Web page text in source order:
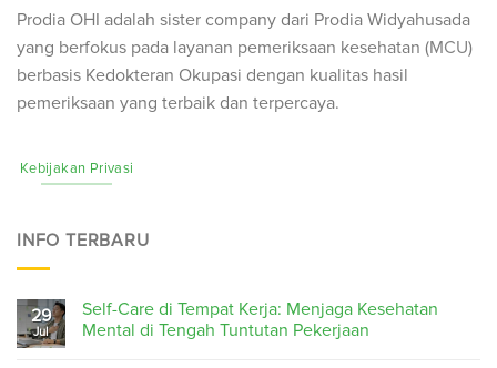
Prodia OHI adalah sister company dari Prodia Widyahusada
yang berfokus pada layanan pemeriksaan kesehatan (MCU)
berbasis Kedokteran Okupasi dengan kualitas hasil
pemeriksaan yang terbaik dan terpercaya.
Kebijakan Privasi
INFO TERBARU
29
Jul
Self-Care di Tempat Kerja: Menjaga Kesehatan
Mental di Tengah Tuntutan Pekerjaan